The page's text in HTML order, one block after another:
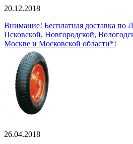
20.12.2018
Внимание! Бесплатная доставка по
Псковской, Новгородской,
Москве и Московской области*!
26.04.2018